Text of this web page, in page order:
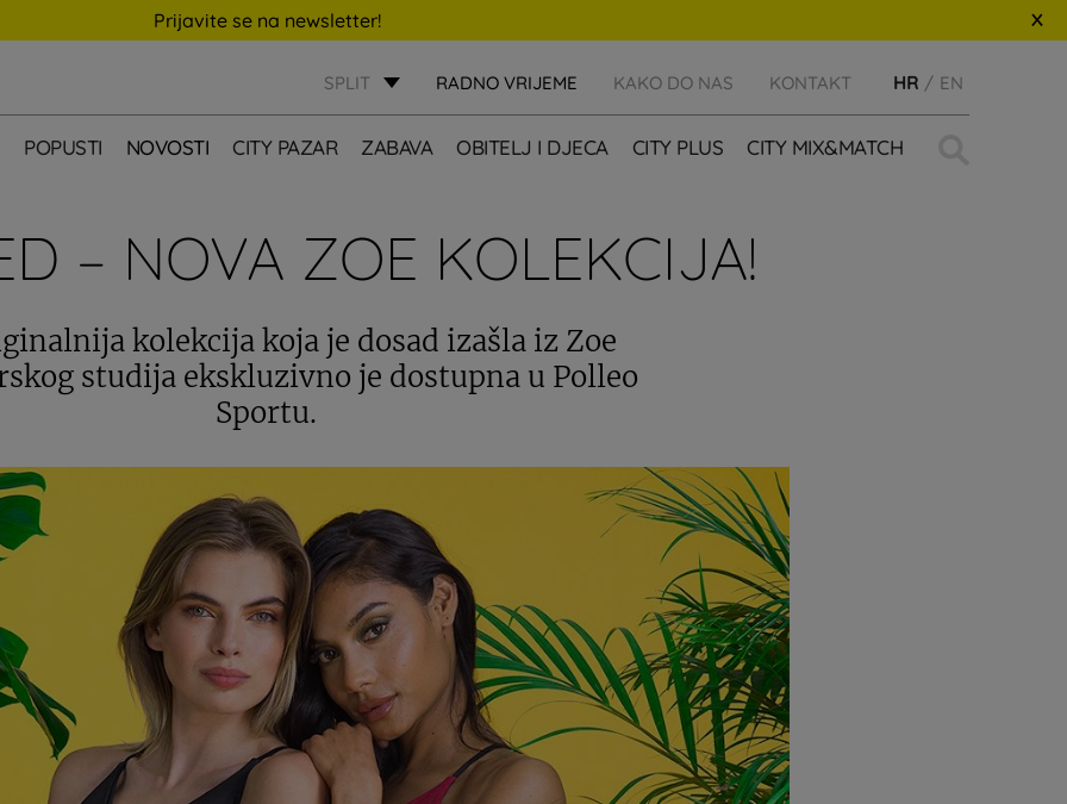
Prijavite se na newsletter!
SPLIT RADNO VRIJEME KAKO DO NAS KONTAKT HR EN
POPUSTI NOVOSTI CITY PAZAR ZABAVA OBITELJ I DJECA CITY PLUS CITY MIX&MATCH
– NOVA ZOE KOLEKCIJA!
kolekcija koja je dosad izašla iz Zoe
studija ekskluzivno je dostupna u Polleo
Sportu.